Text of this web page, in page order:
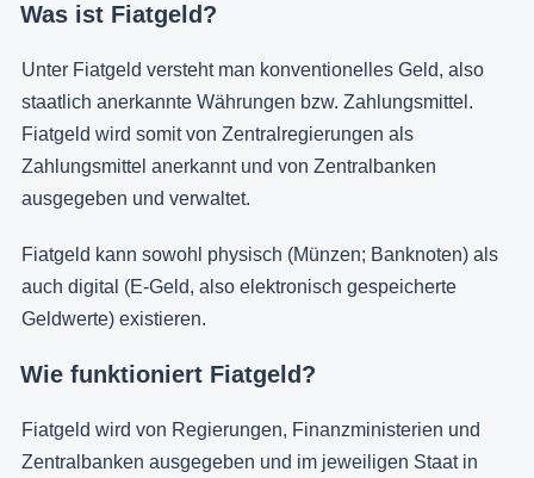
Was ist Fiatgeld?
Unter Fiatgeld versteht man konventionelles Geld, also
staatlich anerkannte Währungen bzw. Zahlungsmittel.
Fiatgeld wird somit von Zentralregierungen als
Zahlungsmittel anerkannt und von Zentralbanken
ausgegeben und verwaltet.
Fiatgeld kann sowohl physisch (Münzen; Banknoten) als
auch digital (E-Geld, also elektronisch gespeicherte
Geldwerte) existieren.
Wie funktioniert Fiatgeld?
Fiatgeld wird von Regierungen, Finanzministerien und
Zentralbanken ausgegeben und im jeweiligen Staat in